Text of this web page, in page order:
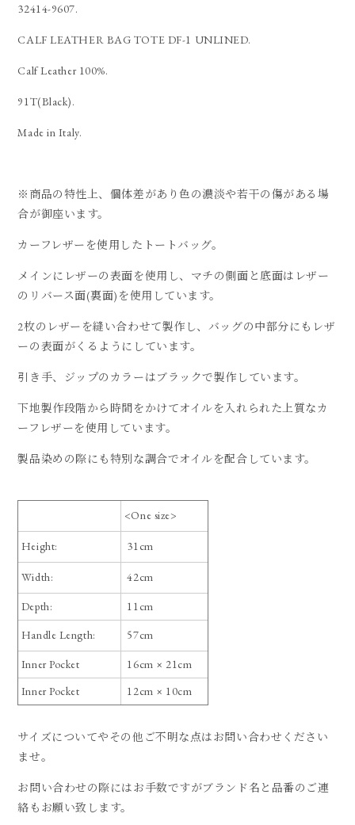
32414-9607.
CALF LEATHER BAG TOTE DF-1 UNLINED.
Calf Leather 100%.
91T(Black).
Made in Italy.
※商品の特性上、個体差があり色の濃淡や若干の傷がある場
合が御座います。
カーフレザーを使用したトートバッグ。
メインにレザーの表面を使用し、マチの側面と底面はレザー
のリバース面(裏面)を使用しています。
2枚のレザーを縫い合わせて製作し、バッグの中部分にもレザ
ーの表面がくるようにしています。
引き手、ジップのカラーはブラックで製作しています。
下地製作段階から時間をかけてオイルを入れられた上質なカ
ーフレザーを使用しています。
製品染めの際にも特別な調合でオイルを配合しています。
<One size>
Height: 31cm
Width: 42cm
Depth:
11cm
Handle Length:
57cm
Inner Pocket
16cm × 21cm
Inner Pocket
12cm × 10cm
サイズについてやその他ご不明な点はお問い合わせください
ませ。
お問い合わせの際にはお手数ですがブランド名と品番のご連
絡もお願い致します。